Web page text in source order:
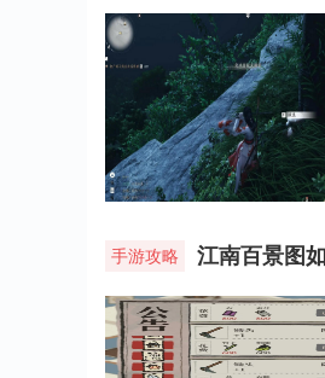
手游攻略 江南百景图